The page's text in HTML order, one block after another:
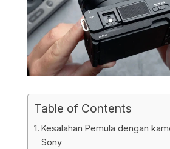
Table of Contents
Kesalahan Pemula dengan
Sony